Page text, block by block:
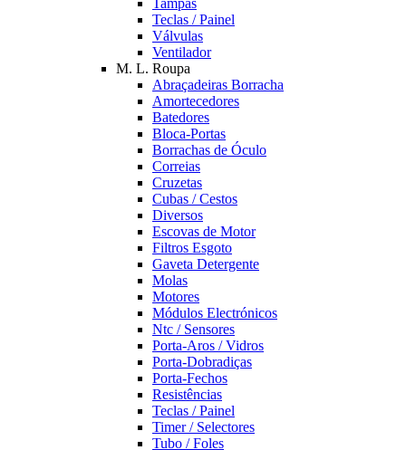
Tampas
Teclas / Painel
Válvulas
Ventilador
M. L. Roupa
Abraçadeiras Borracha
Amortecedores
Batedores
Bloca-Portas
Borrachas de Óculo
Correias
Cruzetas
Cubas / Cestos
Diversos
Escovas de Motor
Filtros Esgoto
Gaveta Detergente
Molas
Motores
Módulos Electrónicos
Ntc / Sensores
Porta-Aros / Vidros
Porta-Dobradiças
Porta-Fechos
Resistências
Teclas / Painel
Timer / Selectores
Tubo / Foles